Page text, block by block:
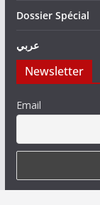
Dossier Spécial
عربي
Newsletter
Email